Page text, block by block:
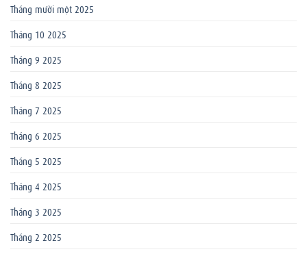
Tháng mười một 2025
Tháng 10 2025
Tháng 9 2025
Tháng 8 2025
Tháng 7 2025
Tháng 6 2025
Tháng 5 2025
Tháng 4 2025
Tháng 3 2025
Tháng 2 2025